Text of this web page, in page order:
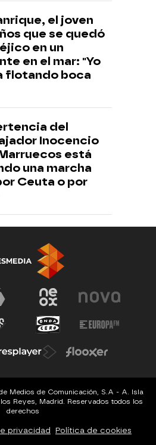
el joven
que se quedó
en un
en el mar: "Yo
flotando boca
del
Inocencio
está
una marcha
Ceuta o por
Medios de Comunicación, S.A - A. Isla
Reyes, Madrid. Reservados todos los
derechos
privacidad Política de cookies